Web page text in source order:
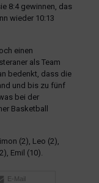
8:4 gewinnen, das
wieder 10:13
einen
als Team
bedenkt, dass die
und bis zu fünf
bei der
Basketball
(2), Leo (2),
Emil (10).
E-Mail